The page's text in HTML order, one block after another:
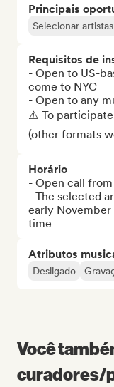
Principais
Selecionar
Requisitos de
- Open to US-
come to NYC
- Open to any
⚠️ To
(other formats
Horário
- Open call
- The selected
early November
time
Atributos
Desligado
Você
curadores/